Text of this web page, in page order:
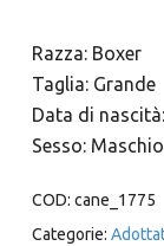
Razza: Boxer
Taglia: Grande
Data di nascità:
Sesso: Maschio
COD: cane_1775
Categorie: